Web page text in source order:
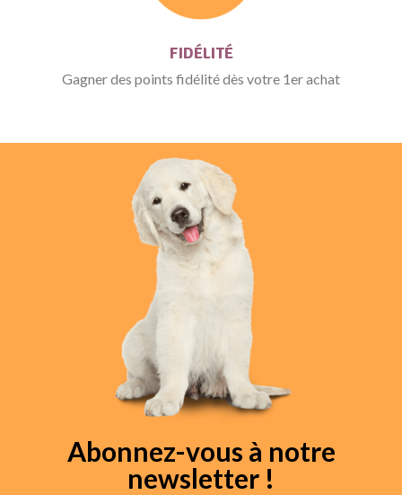
FIDÉLITÉ
Gagner des points fidélité dès votre 1er achat
Abonnez-vous à notre
newsletter !